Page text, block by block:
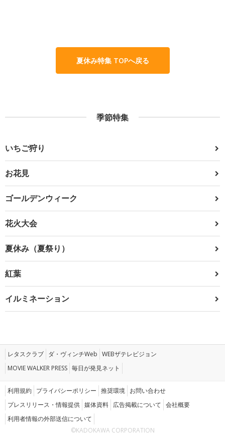
夏休み特集 TOPへ戻る
季節特集
いちご狩り
お花見
ゴールデンウィーク
花火大会
夏休み（夏祭り）
紅葉
イルミネーション
レタスクラブ ダ・ヴィンチWeb WEBザテレビジョン
MOVIE WALKER PRESS 毎日が発見ネット
利用規約 プライバシーポリシー 推奨環境 お問い合わせ
プレスリリース・情報提供 媒体資料 広告掲載について 会社概要
利用者情報の外部送信について
©KADOKAWA CORPORATION